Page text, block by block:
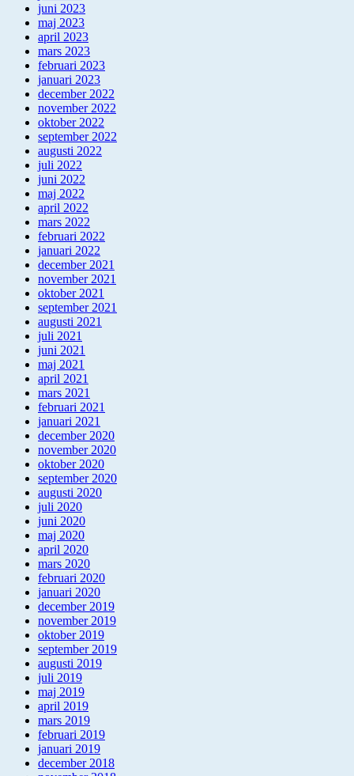
juni 2023
maj 2023
april 2023
mars 2023
februari 2023
januari 2023
december 2022
november 2022
oktober 2022
september 2022
augusti 2022
juli 2022
juni 2022
maj 2022
april 2022
mars 2022
februari 2022
januari 2022
december 2021
november 2021
oktober 2021
september 2021
augusti 2021
juli 2021
juni 2021
maj 2021
april 2021
mars 2021
februari 2021
januari 2021
december 2020
november 2020
oktober 2020
september 2020
augusti 2020
juli 2020
juni 2020
maj 2020
april 2020
mars 2020
februari 2020
januari 2020
december 2019
november 2019
oktober 2019
september 2019
augusti 2019
juli 2019
maj 2019
april 2019
mars 2019
februari 2019
januari 2019
december 2018